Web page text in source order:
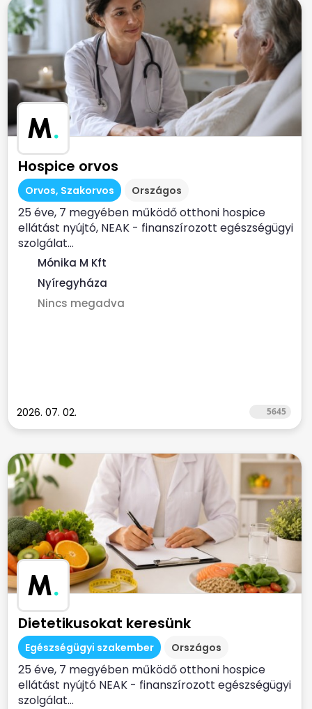
M.
Hospice orvos
Orvos, Szakorvos Országos
25 éve, 7 megyében működő otthoni hospice
ellátást nyújtó, NEAK - finanszírozott egészségügyi
szolgálat...
Mónika M Kft
Nyíregyháza
Nincs megadva
2026. 07. 02. 5645
M.
Dietetikusokat keresünk
Egészségügyi szakember Országos
25 éve, 7 megyében működő otthoni hospice
ellátást nyújtó NEAK - finanszírozott egészségügyi
szolgálat...